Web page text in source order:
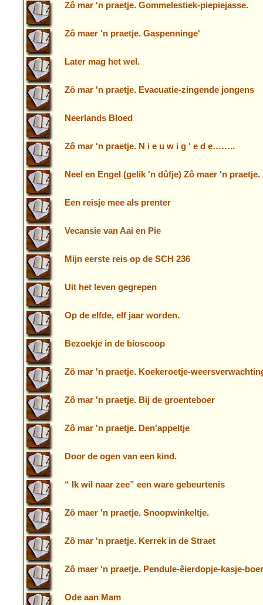
Zô mar 'n praetje. Gommelestiek-piepiejasse.
Zô maer 'n praetje. Gaspenninge'
Later mag het wel.
Zô mar 'n praetje. Evacuatie-zingende jongens
Neerlands Bloed
Zô mar 'n praetje. N i e u w i g ' e d e……..
Neel en Engel (gelik 'n dûfje) Zô maer 'n praetje.
Een reisje mee als prenter
Vecansie van Aai en Pie
Mijn eerste reis op de SCH 236
Uit het leven gegrepen
Op de elfde, elf jaar worden.
Bezoekje in de bioscoop
Zô mar 'n praetje. Koekeroetje-
Zô mar 'n praetje. Bij de groenteboer
Zô mar 'n praetje. Den'appeltje
Door de ogen van een kind.
“ Ik wil naar zee” een ware gebeurtenis
Zô maer 'n praetje. Snoopwinkeltje.
Zô mar 'n praetje. Kerrek in de Straet
Zô maer 'n praetje. Pendule-êierdopje-kasje-
Ode aan Mam